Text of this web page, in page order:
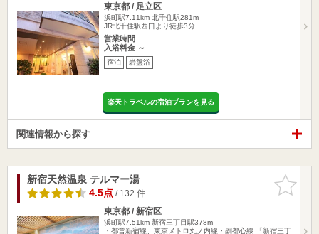
東京都 / 足立区
浜町駅7.11km 北千住駅281m
JR北千住駅西口より徒歩3分
営業時間
入浴料金 ～
宿泊 岩盤浴
楽天トラベルの宿泊プランを見る
関連情報から探す
お気に入
りに追加
新宿天然温泉 テルマー湯
4.5点/ 132 件
東京都 / 新宿区
浜町駅7.51km 新宿三丁目駅378m
・都営新宿線、東京メトロ丸ノ内線・副都心線 「新宿三丁